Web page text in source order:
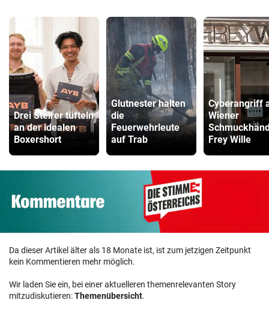
Drei Steirer tüfteln
an der idealen
Boxershort
Glutnester halten
die
Feuerwehrleute
auf Trab
Cyberangriff
Wiener
Frey Wille
Da dieser Artikel älter als 18 Monate ist, ist zum jetzigen Zeitpunkt
kein Kommentieren mehr möglich.
Wir laden Sie ein, bei einer aktuelleren themenrelevanten Story
mitzudiskutieren:Themenübersicht.